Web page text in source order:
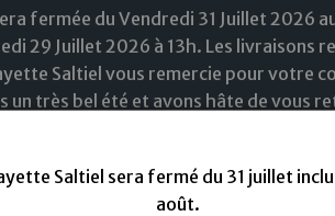
fermée du Vendredi 31 Juillet 2026
29 Juillet 2026 à 13h. Les livraisons
Saltiel vous remercie pour votre
un très bel été et avons hâte de vous
Saltiel sera fermé du 31 juillet
août.